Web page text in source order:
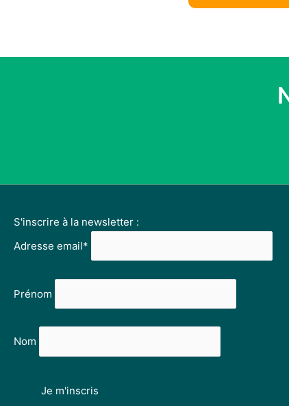
S'inscrire à la newsletter :
Adresse email*
Prénom
Nom